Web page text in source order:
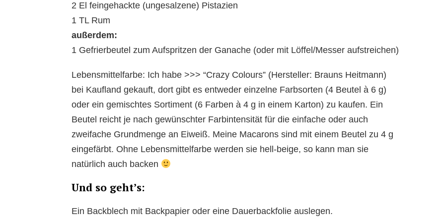
2 El feingehackte (ungesalzene) Pistazien
1 TL Rum
außerdem:
1 Gefrierbeutel zum Aufspritzen der Ganache (oder mit Löffel/Messer aufstreichen)
Lebensmittelfarbe: Ich habe >>> “Crazy Colours” (Hersteller: Brauns Heitmann)
bei Kaufland gekauft, dort gibt es entweder einzelne Farbsorten (4 Beutel à 6 g)
oder ein gemischtes Sortiment (6 Farben à 4 g in einem Karton) zu kaufen. Ein
Beutel reicht je nach gewünschter Farbintensität für die einfache oder auch
zweifache Grundmenge an Eiweiß. Meine Macarons sind mit einem Beutel zu 4 g
eingefärbt. Ohne Lebensmittelfarbe werden sie hell-beige, so kann man sie
natürlich auch backen
Und so geht’s:
Ein Backblech mit Backpapier oder eine Dauerbackfolie auslegen.